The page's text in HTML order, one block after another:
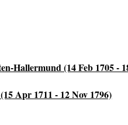
Hallermund (14 Feb 1705 -
Apr 1711 - 12 Nov 1796)